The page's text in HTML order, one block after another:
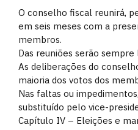
O conselho fiscal reunirá,
em seis meses com a
membros.
Das reuniões serão sempre
As deliberações do
maioria dos votos dos
Nas faltas ou
substituído pelo vice-
Capítulo IV – Eleições e